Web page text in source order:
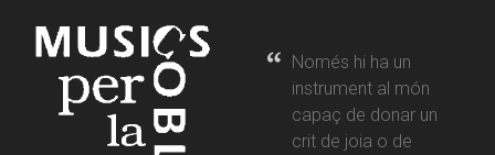
Només hi ha un
instrument al món
capaç de donar un
crit de joia o de